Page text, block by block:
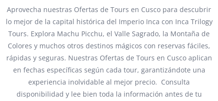
Aprovecha nuestras Ofertas de Tours en Cusco para descubrir
lo mejor de la capital histórica del Imperio Inca con Inca Trilogy
Tours. Explora Machu Picchu, el Valle Sagrado, la Montaña de
Colores y muchos otros destinos mágicos con reservas fáciles,
rápidas y seguras. Nuestras Ofertas de Tours en Cusco aplican
en fechas específicas según cada tour, garantizándote una
experiencia inolvidable al mejor precio. Consulta
disponibilidad y lee bien toda la información antes de tu